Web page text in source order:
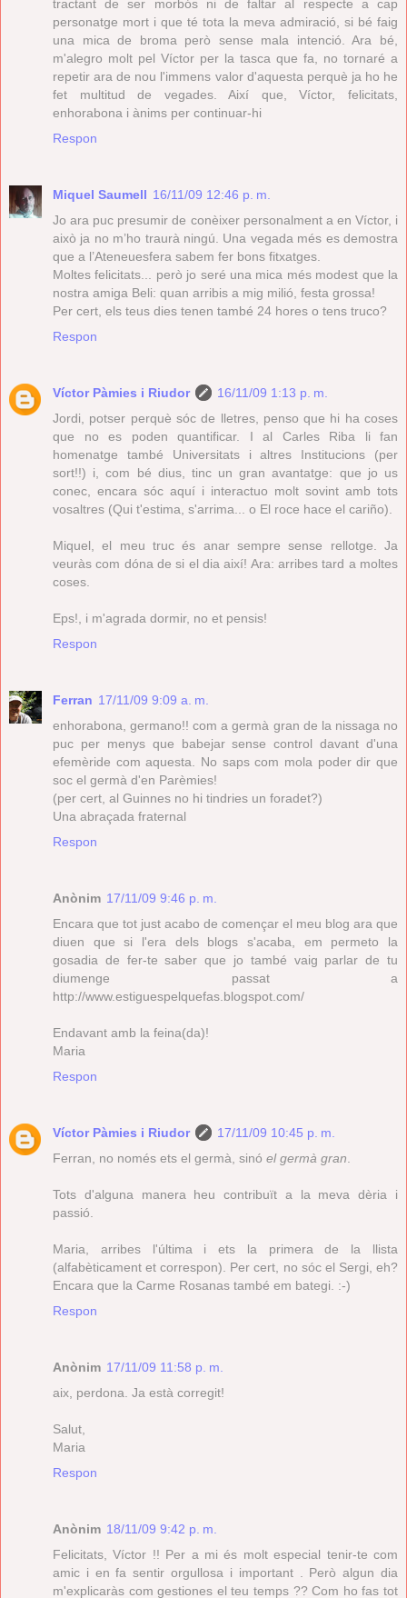
tractant de ser morbós ni de faltar al respecte a cap
personatge mort i que té tota la meva admiració, si bé faig
una mica de broma però sense mala intenció. Ara bé,
m'alegro molt pel Víctor per la tasca que fa, no tornaré a
repetir ara de nou l'immens valor d'aquesta perquè ja ho he
fet multitud de vegades. Així que, Víctor, felicitats,
enhorabona i ànims per continuar-hi
Respon
Miquel Saumell 16/11/09 12:46 p. m.
Jo ara puc presumir de conèixer personalment a en Víctor, i
això ja no m’ho traurà ningú. Una vegada més es demostra
que a l’Ateneuesfera sabem fer bons fitxatges.
Moltes felicitats... però jo seré una mica més modest que la
nostra amiga Beli: quan arribis a mig milió, festa grossa!
Per cert, els teus dies tenen també 24 hores o tens truco?
Respon
Víctor Pàmies i Riudor
16/11/09 1:13 p. m.
Jordi, potser perquè sóc de lletres, penso que hi ha coses
que no es poden quantificar. I al Carles Riba li fan
homenatge també Universitats i altres Institucions (per
sort!!) i, com bé dius, tinc un gran avantatge: que jo us
conec, encara sóc aquí i interactuo molt sovint amb tots
vosaltres (Qui t'estima, s'arrima... o El roce hace el cariño).
Miquel, el meu truc és anar sempre sense rellotge. Ja
veuràs com dóna de si el dia així! Ara: arribes tard a moltes
coses.
Eps!, i m'agrada dormir, no et pensis!
Respon
Ferran 17/11/09 9:09 a. m.
enhorabona, germano!! com a germà gran de la nissaga no
puc per menys que babejar sense control davant d'una
efemèride com aquesta. No saps com mola poder dir que
soc el germà d'en Parèmies!
(per cert, al Guinnes no hi tindries un foradet?)
Una abraçada fraternal
Respon
Anònim 17/11/09 9:46 p. m.
Encara que tot just acabo de començar el meu blog ara que
diuen que si l'era dels blogs s'acaba, em permeto la
gosadia de fer-te saber que jo també vaig parlar de tu
diumenge passat a
http://www.estiguespelquefas.blogspot.com/
Endavant amb la feina(da)!
Maria
Respon
Víctor Pàmies i Riudor
17/11/09 10:45 p. m.
Ferran, no només ets el germà, sinó el germà gran.
Tots d'alguna manera heu contribuït a la meva dèria i
passió.
Maria, arribes l'última i ets la primera de la llista
(alfabèticament et correspon). Per cert, no sóc el Sergi, eh?
Encara que la Carme Rosanas també em bategi. :-)
Respon
Anònim 17/11/09 11:58 p. m.
aix, perdona. Ja està corregit!
Salut,
Maria
Respon
Anònim 18/11/09 9:42 p. m.
Felicitats, Víctor !! Per a mi és molt especial tenir-te com
amic i en fa sentir orgullosa i important . Però algun dia
m'explicaràs com gestiones el teu temps ?? Com ho fas tot